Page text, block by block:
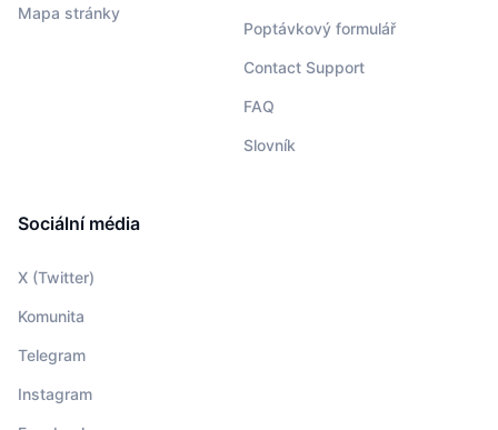
Mapa stránky
Poptávkový formulář
Contact Support
FAQ
Slovník
Sociální média
X (Twitter)
Komunita
Telegram
Instagram